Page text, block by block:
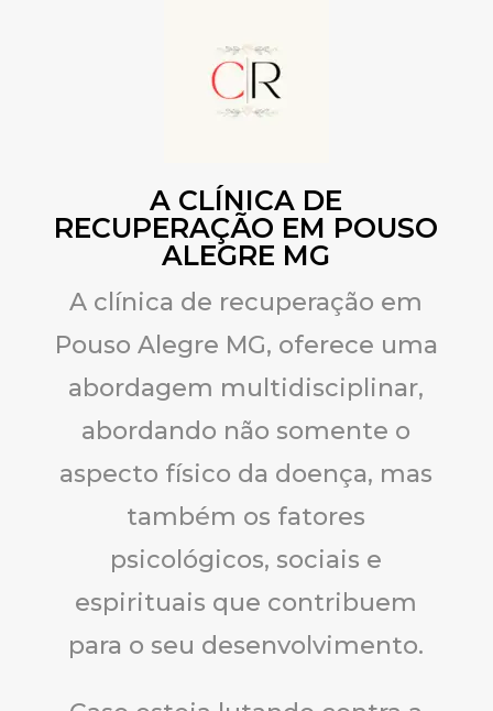
A CLÍNICA DE
RECUPERAÇÃO EM POUSO
ALEGRE MG
A clínica de recuperação em
Pouso Alegre MG, oferece uma
abordagem multidisciplinar,
abordando não somente o
aspecto físico da doença, mas
também os fatores
psicológicos, sociais e
espirituais que contribuem
para o seu desenvolvimento.